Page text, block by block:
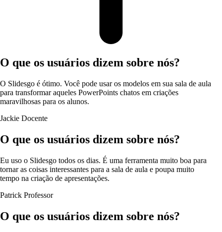
O que os usuários dizem sobre nós?
O Slidesgo é ótimo. Você pode usar os modelos em sua sala de aula
para transformar aqueles PowerPoints chatos em criações
maravilhosas para os alunos.
Jackie Docente
O que os usuários dizem sobre nós?
Eu uso o Slidesgo todos os dias. É uma ferramenta muito boa para
tornar as coisas interessantes para a sala de aula e poupa muito
tempo na criação de apresentações.
Patrick Professor
O que os usuários dizem sobre nós?